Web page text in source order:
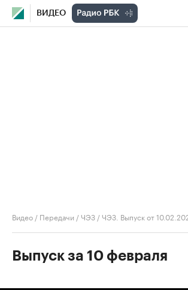
ВИДЕО
Видео / Передачи /ЧЭЗ /ЧЭЗ. Выпуск от
Выпуск за 10 февраля